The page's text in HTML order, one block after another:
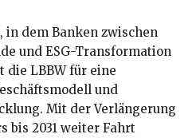
in dem Banken zwischen
und ESG-Transformation
die LBBW für eine
und
Mit der Verlängerung
bis 2031 weiter Fahrt